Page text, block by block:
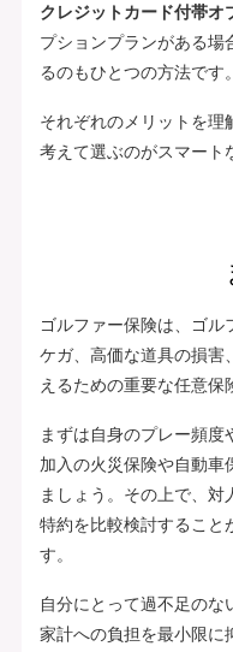
クレジットカード付帯オ
プションプランがある場
るのもひとつの方法です。
それぞれのメリットを理
考えて選ぶのがスマート
ゴルファー保険は、ゴ
ケガ、高価な道具の損害
えるための重要な任意保
まずは自身のプレー頻
加入の火災保険や自動車
ましょう。その上で、対
特約を比較検討すること
す。
自分にとって過不足のな
家計への負担を最小限に